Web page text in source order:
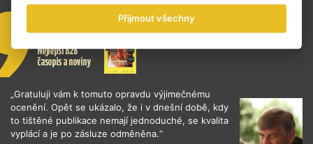
„Gratuluji vám k tomuto opravdu výjimečnému
ocenění. Opět se ukázalo, že i v dnešní době, kdy
to tištěné publikace nemají jednoduché, se kvalita
vyplácí a je po zásluze odměněna.“
Přijmout všechny